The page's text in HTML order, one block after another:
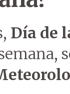
Día de